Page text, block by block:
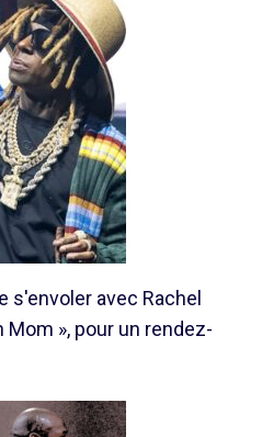
s'envoler avec Rachel
Mom », pour un rendez-